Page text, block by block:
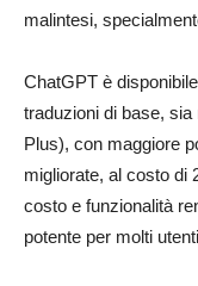
malintesi,
ChatGPT è
traduzioni di base,
Plus), con maggiore
migliorate, al costo di
costo e funzionalità
potente per molti